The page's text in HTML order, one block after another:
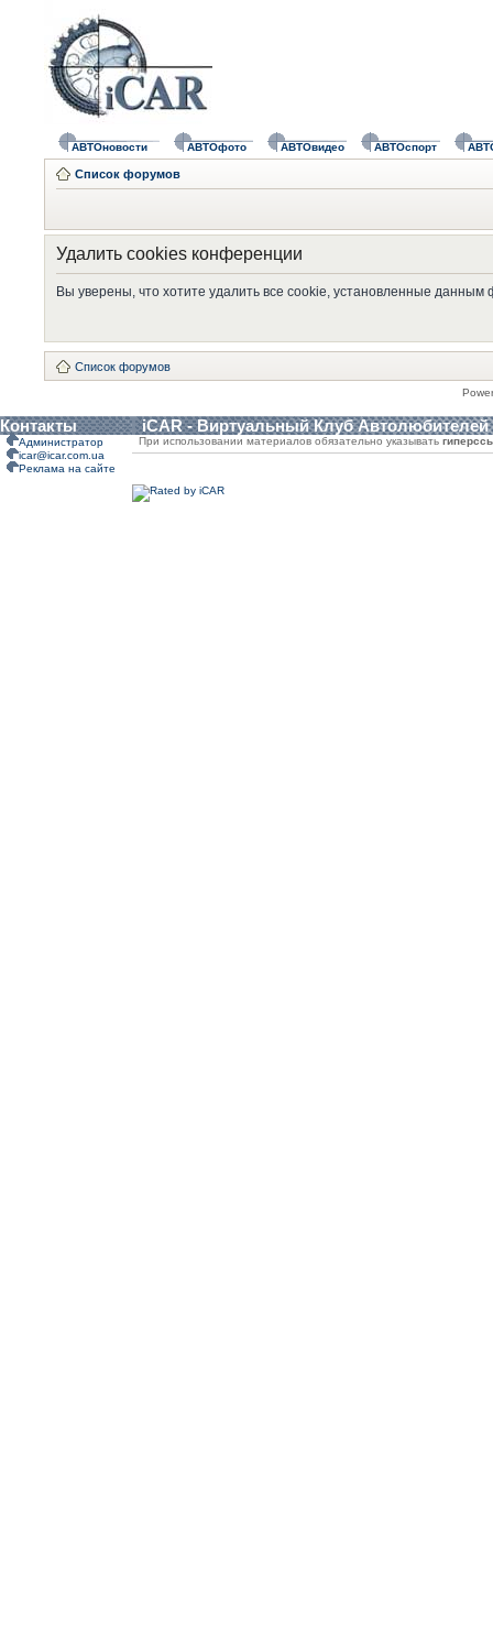
АВТОновости АВТОфото АВТОвидео АВТОспорт
Список форумов
Удалить cookies конференции
Вы уверены, что хотите удалить все cookie, установленные
Список форумов
Контакты iCAR - Виртуальный Клуб Автолюбителей
Администратор
icar@icar.com.ua
Реклама на сайте
При использовании материалов обязательно указывать